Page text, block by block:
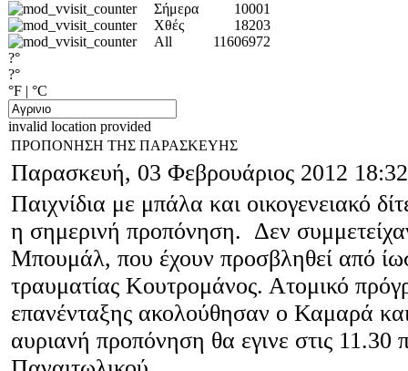
Σήμερα
10001
Χθές
18203
All
11606972
?°
?°
°F | °C
invalid location provided
ΠΡΟΠΟΝΗΣΗ ΤΗΣ ΠΑΡΑΣΚΕΥΗΣ
Παρασκευή, 03 Φεβρουάριος 2012 18:32
Παιχνίδια με μπάλα και οικογενειακό
η σημερινή προπόνηση. Δεν
Μπουμάλ, που έχουν προσβληθεί από
τραυματίας Κουτρομάνος. Ατομικό
επανένταξης ακολούθησαν ο Καμαρά
αυριανή προπόνηση θα εγινε στις 11.30